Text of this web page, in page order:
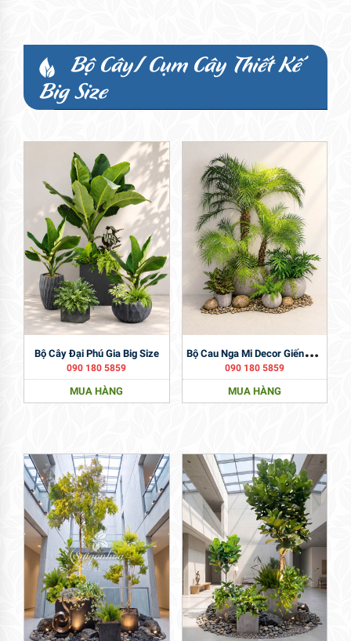
Bộ Cây/ Cụm Cây Thiết Kế
Big Size
Bộ Cây Đại Phú Gia Big Size
090 180 5859
MUA HÀNG
B
Ộ Cau Nga Mi Decor Giếng Trời
090 180 5859
MUA HÀNG